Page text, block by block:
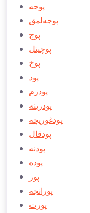
پوجه
پوجه‌لمق
پوچ
پوچيتل
پوخ
پود
پودرم
پودرينه
پودغوريچه
پودقال
پودنه
پوده
پور
پورانجه
پورت